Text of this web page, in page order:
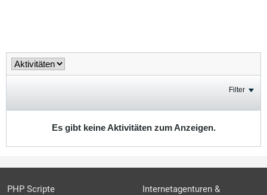
Filter
Es gibt keine Aktivitäten zum Anzeigen.
PHP Scripte
Internetagenturen &